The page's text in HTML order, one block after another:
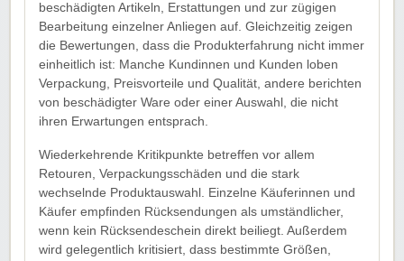
beschädigten Artikeln, Erstattungen und zur zügigen
Bearbeitung einzelner Anliegen auf. Gleichzeitig zeigen
die Bewertungen, dass die Produkterfahrung nicht immer
einheitlich ist: Manche Kundinnen und Kunden loben
Verpackung, Preisvorteile und Qualität, andere berichten
von beschädigter Ware oder einer Auswahl, die nicht
ihren Erwartungen entsprach.
Wiederkehrende Kritikpunkte betreffen vor allem
Retouren, Verpackungsschäden und die stark
wechselnde Produktauswahl. Einzelne Käuferinnen und
Käufer empfinden Rücksendungen als umständlicher,
wenn kein Rücksendeschein direkt beiliegt. Außerdem
wird gelegentlich kritisiert, dass bestimmte Größen,